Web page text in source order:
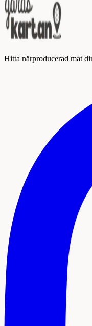
Hitta närproducerad mat